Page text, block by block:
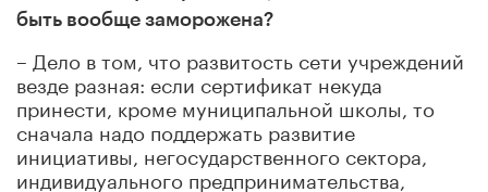
быть вообще заморожена?
– Дело в том, что развитость сети учреждений
везде разная: если сертификат некуда
принести, кроме муниципальной школы, то
сначала надо поддержать развитие
инициативы, негосударственного сектора,
индивидуального предпринимательства,